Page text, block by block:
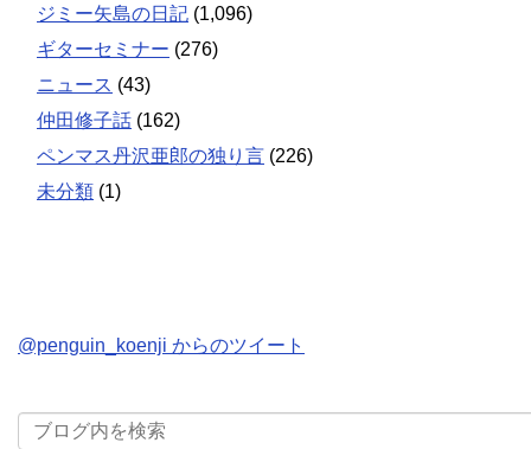
ジミー矢島の日記 (1,096)
ギターセミナー (276)
ニュース (43)
仲田修子話 (162)
ペンマス丹沢亜郎の独り言 (226)
未分類 (1)
@penguin_koenji からのツイート